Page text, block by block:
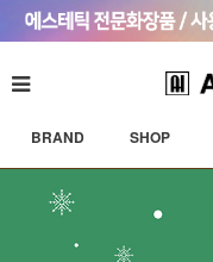
BRAND SHOP